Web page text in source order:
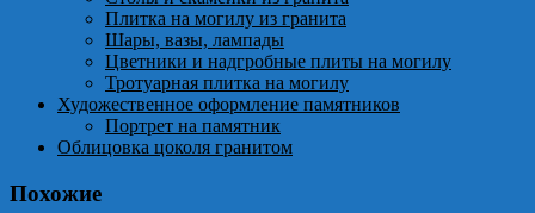
Плитка на могилу из гранита
Шары, вазы, лампады
Цветники и надгробные плиты на могилу
Тротуарная плитка на могилу
Художественное оформление памятников
Портрет на памятник
Облицовка цоколя гранитом
Похожие